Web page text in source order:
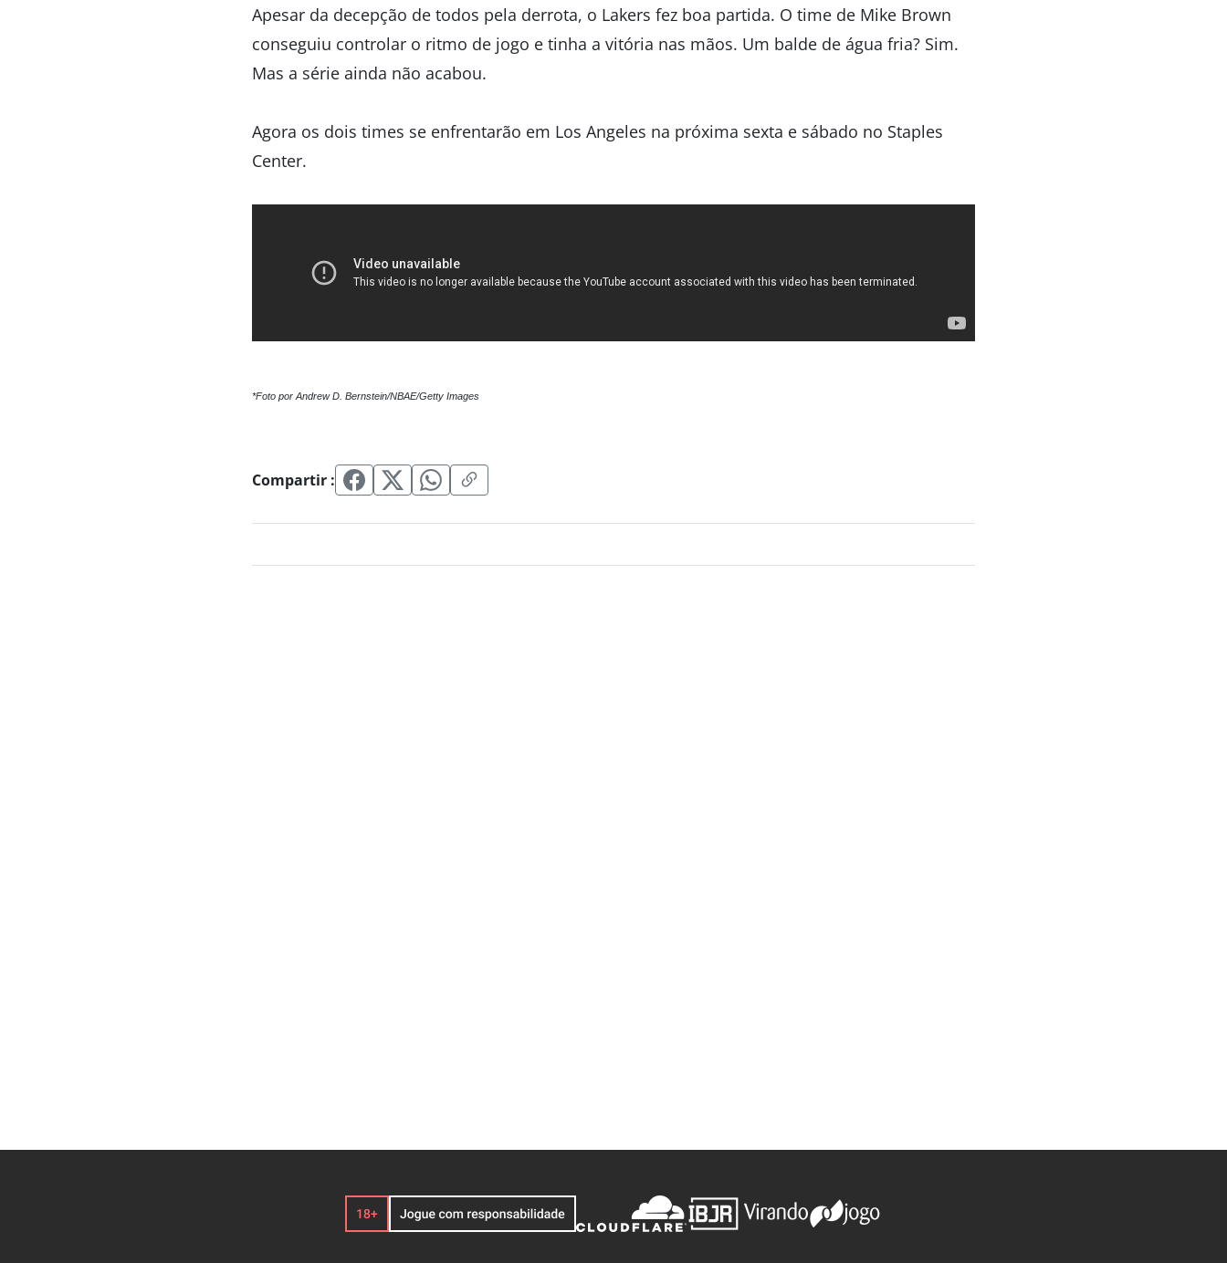
Apesar da decepção de todos pela derrota, o Lakers fez boa partida. O time de Mike Brown
conseguiu controlar o ritmo de jogo e tinha a vitória nas mãos. Um balde de água fria? Sim.
Mas a série ainda não acabou.
Agora os dois times se enfrentarão em Los Angeles na próxima sexta e sábado no Staples
Center.
*Foto por Andrew D. Bernstein/NBAE/Getty Images
Compartir :